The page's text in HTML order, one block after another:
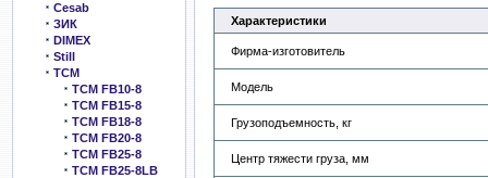
Cesab
ЗИК
DIMEX
Still
TCM
TCM FB10-8
TCM FB15-8
TCM FB18-8
TCM FB20-8
TCM FB25-8
TCM FB25-8LB
Характеристики
Фирма-изготовитель
Модель
Грузоподъемность, кг
Центр тяжести груза, мм